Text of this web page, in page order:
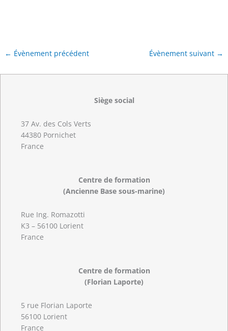
← Évènement précédent Évènement suivant →
Siège social
37 Av. des Cols Verts
44380 Pornichet
France
Centre de formation
(Ancienne Base sous-marine)
Rue Ing. Romazotti
K3 – 56100 Lorient
France
Centre de formation
(Florian Laporte)
5 rue Florian Laporte
56100 Lorient
France